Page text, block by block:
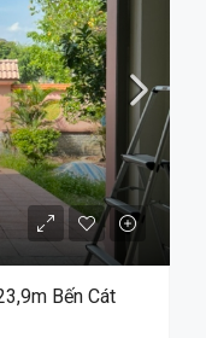
Bến Cát